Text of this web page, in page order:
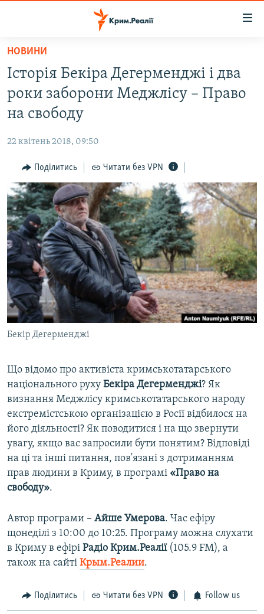
Перейти
основного
матеріалу
Перейти
до
основної
Перейти
пошуку
ВОДА.КРИМ
ВІДЕО ТА ФОТО
БЛОГИ
ПОГЛЯД
ІНТЕРВ'Ю
ВСЕ ЗА ДЕНЬ
СПЕЦПРОЕКТИ
ДЕПОРТАЦІЯ
ВІДЕОУРОКИ «ELIFBE»
СВІДЧЕННЯ ОКУПАЦІЇ
УКРАЇНСЬКА ПРОБЛЕМА КРИМУ
ІНФОГРАФІКА
ЯК ОБІЙТИ БЛОКУВАННЯ
Русский
Qırımtatar
ДОЛУЧАЙСЯ!
Усі сайти RFE/RL
НОВИНИ
Історія Бекіра Дегерменджі і два
роки заборони Меджлісу – Право
на свободу
22 квітень 2018, 09:50
Поділитись Читати без VPN
Бекір Дегерменджі
Що відомо про активіста кримськотатарського
національного руху Бекіра Дегерменджі? Як
визнання Меджлісу кримськотатарського народу
екстремістською організацією в Росії відбилося на
його діяльності? Як поводитися і на що звернути
увагу, якщо вас запросили бути понятим? Відповіді
на ці та інші питання, пов'язані з дотриманням
прав людини в Криму, в програмі «Право на
свободу».
Автор програми – Айше Умерова. Час ефіру
щонеділі з 10:00 до 10:25. Програму можна слухати
в Криму в ефірі Радіо Крим.Реалії(105.9 FM), а
також на сайті Крым.Реалии.
Поділитись Читати без VPN Follow us